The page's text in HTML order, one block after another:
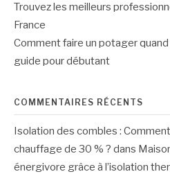
Trouvez les meilleurs
France
Comment faire un potager quand
guide pour débutant
COMMENTAIRES RÉCENTS
Isolation des combles :
chauffage de 30 % ? dans
énergivore grâce à l’isolation